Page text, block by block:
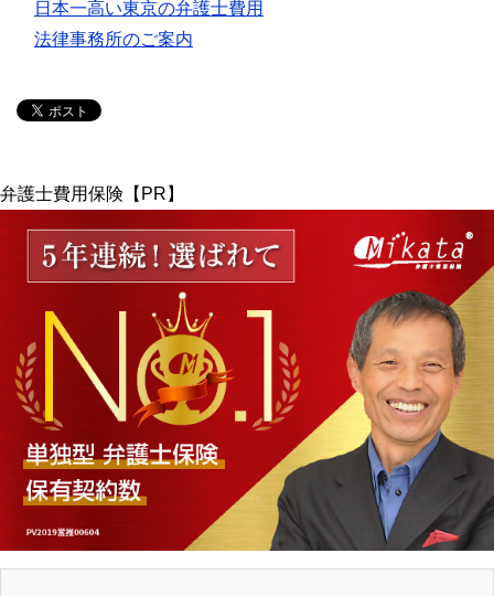
日本一高い東京の弁護士費用
法律事務所のご案内
弁護士費用保険【PR】